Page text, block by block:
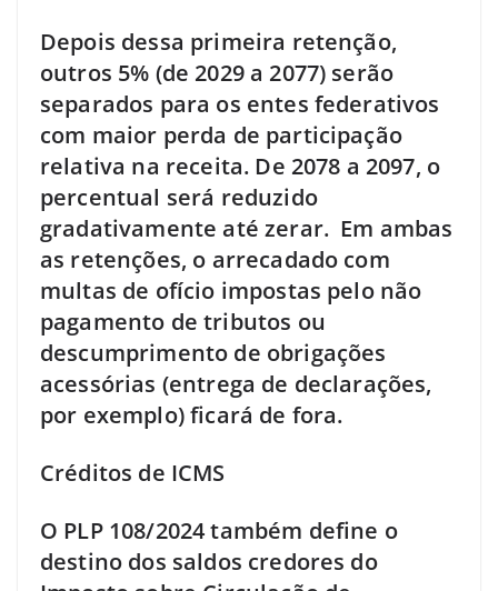
Depois dessa primeira retenção,
outros 5% (de 2029 a 2077) serão
separados para os entes federativos
com maior perda de participação
relativa na receita. De 2078 a 2097, o
percentual será reduzido
gradativamente até zerar. Em ambas
as retenções, o arrecadado com
multas de ofício impostas pelo não
pagamento de tributos ou
descumprimento de obrigações
acessórias (entrega de declarações,
por exemplo) ficará de fora.
Créditos de ICMS
O PLP 108/2024 também define o
destino dos saldos credores do